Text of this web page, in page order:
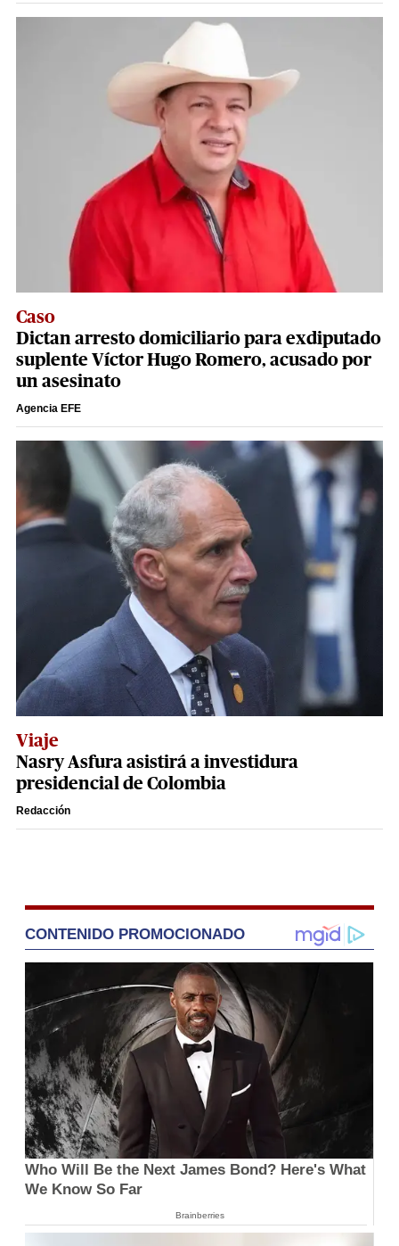
Caso
Dictan arresto domiciliario para exdiputado
suplente Víctor Hugo Romero, acusado por
un asesinato
Agencia EFE
Viaje
Nasry Asfura asistirá a investidura
presidencial de Colombia
Redacción
CONTENIDO PROMOCIONADO
Who Will Be the Next James Bond? Here's What
We Know So Far
Brainberries